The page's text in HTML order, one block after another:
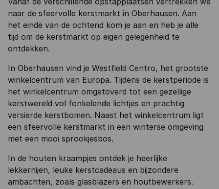
naar de sfeervolle kerstmarkt in Oberhausen. Aan
het einde van de ochtend kom je aan en heb je alle
tijd om de kerstmarkt op eigen gelegenheid te
ontdekken.
In Oberhausen vind je Westfield Centro, het grootste
winkelcentrum van Europa. Tijdens de kerstperiode is
het winkelcentrum omgetoverd tot een gezellige
kerstwereld vol fonkelende lichtjes en prachtig
versierde kerstbomen. Naast het winkelcentrum ligt
een sfeervolle kerstmarkt in een winterse omgeving
met een mooi sprookjesbos.
In de houten kraampjes ontdek je heerlijke
lekkernijen, leuke kerstcadeaus en bijzondere
ambachten, zoals glasblazers en houtbewerkers.